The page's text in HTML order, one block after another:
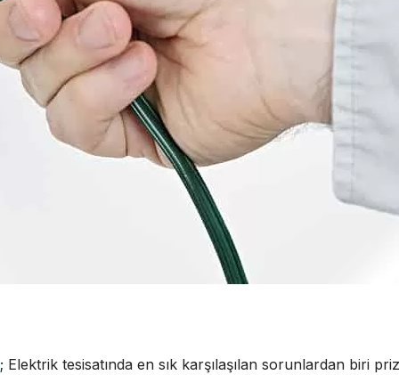
; Elektrik tesisatında en sık karşılaşılan sorunlardan biri priz